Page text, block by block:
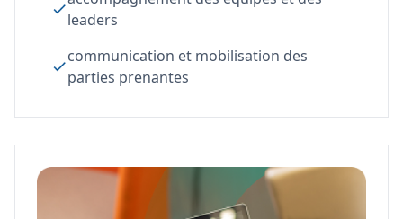
leaders
communication et mobilisation des
parties prenantes